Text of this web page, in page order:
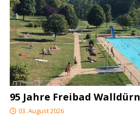
95 Jahre Freibad Walldürn
03. August 2026